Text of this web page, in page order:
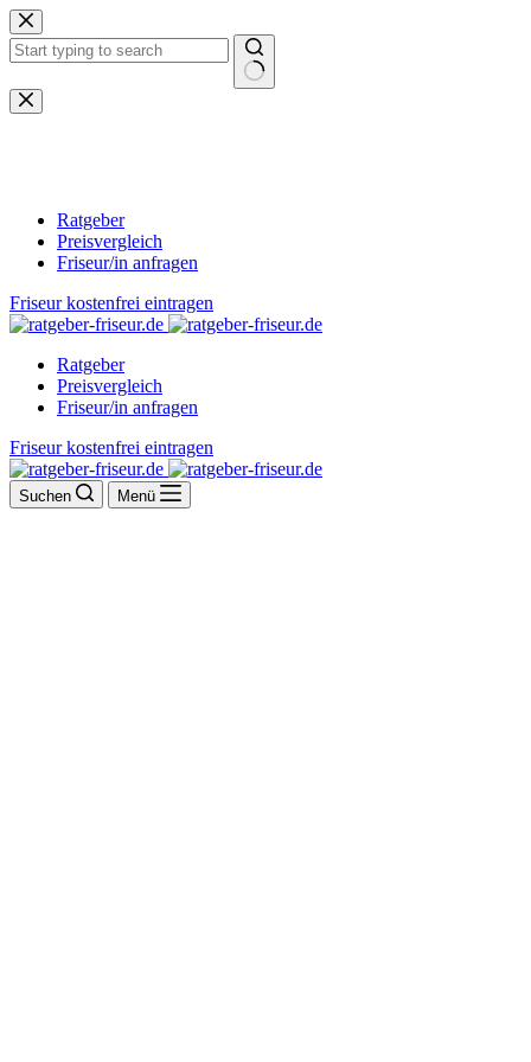
Zum
Inhalt
springen
Keine
Ergebnisse
Ratgeber
Preisvergleich
Friseur/in anfragen
Friseur kostenfrei eintragen
Ratgeber
Preisvergleich
Friseur/in anfragen
Friseur kostenfrei eintragen
Suchen Menü